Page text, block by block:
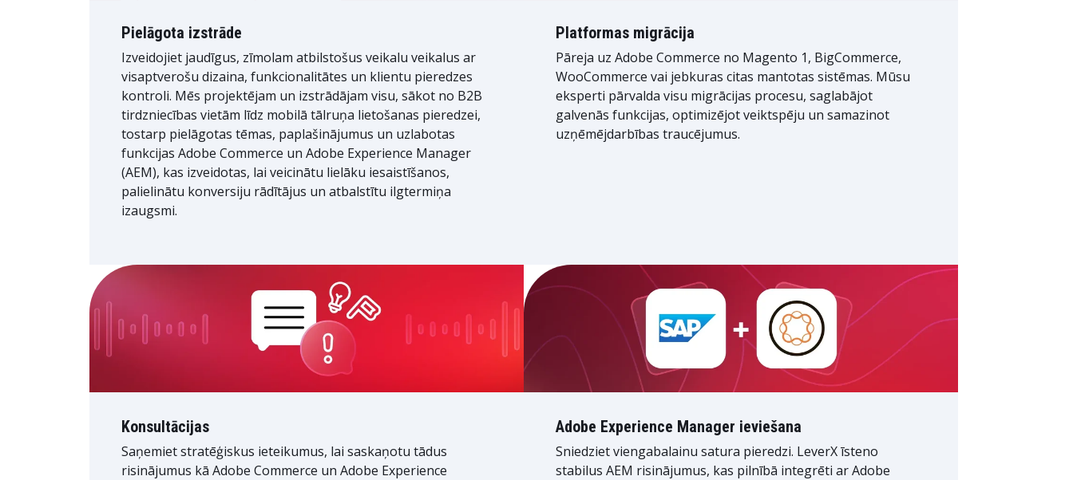
Pielāgota izstrāde
Izveidojiet jaudīgus, zīmolam atbilstošus veikalu veikalus ar
visaptverošu dizaina, funkcionalitātes un klientu pieredzes
kontroli. Mēs projektējam un izstrādājam visu, sākot no B2B
tirdzniecības vietām līdz mobilā tālruņa lietošanas pieredzei,
tostarp pielāgotas tēmas, paplašinājumus un uzlabotas
funkcijas Adobe Commerce un Adobe Experience Manager
(AEM), kas izveidotas, lai veicinātu lielāku iesaistīšanos,
palielinātu konversiju rādītājus un atbalstītu ilgtermiņa
izaugsmi.
Platformas migrācija
Pāreja uz Adobe Commerce no Magento 1, BigCommerce,
WooCommerce vai jebkuras citas mantotas sistēmas. Mūsu
eksperti pārvalda visu migrācijas procesu, saglabājot
galvenās funkcijas, optimizējot veiktspēju un samazinot
uzņēmējdarbības traucējumus.
Konsultācijas
Saņemiet stratēģiskus ieteikumus, lai saskaņotu tādus
risinājumus kā Adobe Commerce un Adobe Experience
Adobe Experience Manager ieviešana
Sniedziet viengabalainu satura pieredzi. LeverX īsteno
stabilus AEM risinājumus, kas pilnībā integrēti ar Adobe